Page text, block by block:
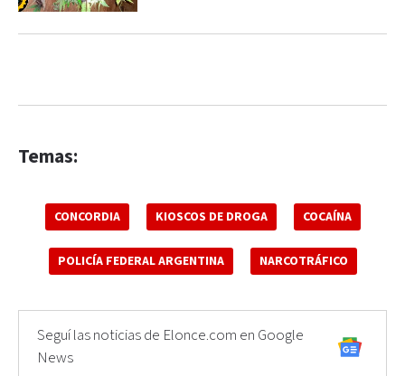
Temas:
CONCORDIA KIOSCOS DE DROGA COCAÍNA
POLICÍA FEDERAL ARGENTINA NARCOTRÁFICO
Seguí las noticias de Elonce.com en Google
News